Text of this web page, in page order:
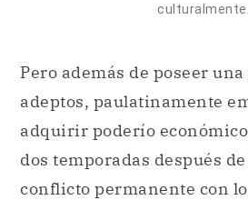
culturalmente.
Pero además de poseer
adeptos, paulatinamente
adquirir poderío
dos temporadas después
conflicto permanente con